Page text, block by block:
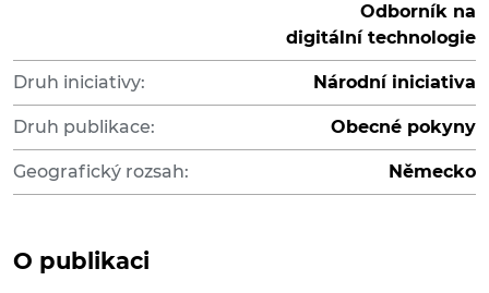
Odborník na
digitální technologie
Druh iniciativy: Národní iniciativa
Druh publikace: Obecné pokyny
Geografický rozsah: Německo
O publikaci